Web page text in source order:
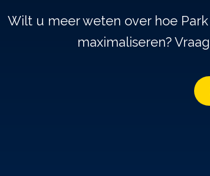
Wilt u meer weten over hoe
maximaliseren?